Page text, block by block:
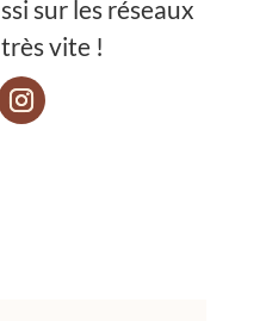
sur les réseaux
vite !